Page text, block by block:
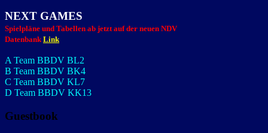
NEXT GAMES
Spielpläne und Tabellen ab jetzt auf der neuen NDV
DatenbankLink
A Team BBDV BL2
B Team BBDV BK4
C Team BBDV KL7
D Team BBDV KK13
Guestbook